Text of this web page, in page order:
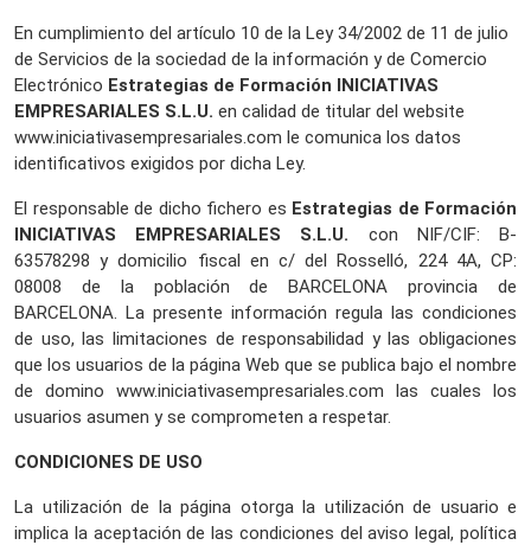
En cumplimiento del artículo 10 de la Ley 34/2002 de 11 de julio
de Servicios de la sociedad de la información y de Comercio
Electrónico Estrategias de Formación INICIATIVAS
EMPRESARIALES S.L.U. en calidad de titular del website
www.iniciativasempresariales.com le comunica los datos
identificativos exigidos por dicha Ley.
El responsable de dicho fichero es Estrategias de Formación
INICIATIVAS EMPRESARIALES S.L.U. con NIF/CIF: B-
63578298 y domicilio fiscal en c/ del Rosselló, 224 4A, CP:
08008 de la población de BARCELONA provincia de
BARCELONA. La presente información regula las condiciones
de uso, las limitaciones de responsabilidad y las obligaciones
que los usuarios de la página Web que se publica bajo el nombre
de domino www.iniciativasempresariales.com las cuales los
usuarios asumen y se comprometen a respetar.
CONDICIONES DE USO
La utilización de la página otorga la utilización de usuario e
implica la aceptación de las condiciones del aviso legal, política